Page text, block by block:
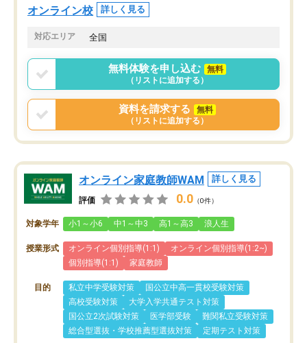
唯一、塾内の設備だけは
で素晴らしかったです。
オンライン校 詳しく見る
対応エリア 全国
無料体験を申し込む
無料
（リストに追加する）
資料を請求する
無料
（リストに追加する）
オンライン家庭教師WAM 詳しく見る
評価 0.0 （0件）
対象学年 小1～小6 中1～中3 高1～高3 浪人生
授業形式 オンライン個別指導(1:1)
オンライン個別指導(1:2~)
個別指導(1:1)
家庭教師
目的 私立中学受験対策
国公立中高一貫校受験対策
高校受験対策
大学入学共通テスト対策
国公立2次試験対策
医学部受験
難関私立受験対策
総合型選抜・学校推薦型選抜対策
定期テスト対策